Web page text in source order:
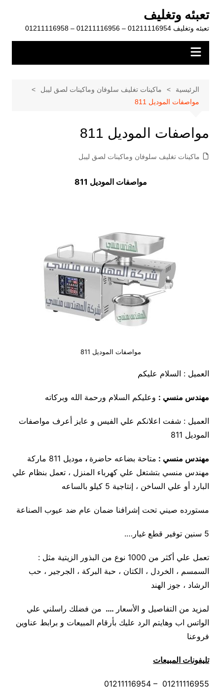
المحتوى
تعبئه وتغليف
تعبئه وتغليف 01211116954 – 01211116956 – 01211116958
الرئيسية
ماكينات تغليف سلوفان وماكينات لصق ليبل
مواصفات الموديل 811
مواصفات الموديل 811
ماكينات تغليف سلوفان وماكينات لصق ليبل
مواصفات الموديل 811
مواصفات الموديل 811
العميل : السلام عليكم
مهندس منسي : وعليكم السلام ورحمة الله وبركاته
العميل : شفت اعلانكم علي الفيس و عايز أعرف مواصفات
الموديل 811
مهندس منسي : متاحة بضاعه حاضرة ،
موديل 811 ماركة
مهندس منسي بتشتغل علي كهرباء المنزل ، تعمل بنظام علي
البارد أو علي الساخن ، إنتاجية 5 كيلو بالساعه
مستورده صيني تحت إشرافنا ضمان عام ضد عيوب الصناعة
5 سنين توفير قطع غيار….
تعمل علي أكثر من 1000 نوع من البذور الزيتية مثل :
السمسم ، الخردل ، الكتان ، حبة البركة ، الجرجير ، حب
الرشاد ، جوز الهند
لمزيد من التفاصيل و الأسعار …. من فضلك راسلني علي
الواتس اب وهايتم الرد عليك بأرقام المبيعات و برابط عناوين
فروعنا
تليفونات المبيعات
01211116954 – 01211116955